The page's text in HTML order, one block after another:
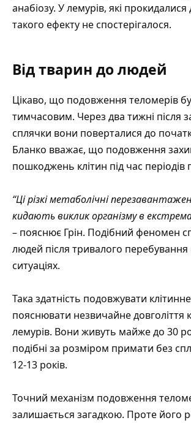
анабіозу. У лемурів, які
такого ефекту не спостерігалося.
Від тварин до людей
Цікаво, що подовження теломерів
тимчасовим. Через два тижні після
сплячки вони поверталися до
Бланко вважає, що подовження
пошкоджень клітин під час
“Ці різкі метаболічні
кидають виклик організму в
– пояснює Грін. Подібний феномен
людей після тривалого перебування
ситуаціях.
Така здатність подовжувати
пояснювати незвичайне довголіття
лемурів. Вони живуть майже до 30
подібні за розміром примати без
12-13 років.
Точний механізм подовження
залишається загадкою. Проте його